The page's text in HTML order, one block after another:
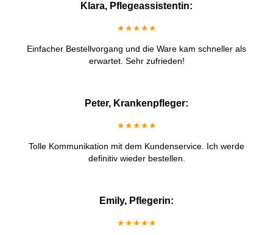
Klara, Pflegeassistentin:
★★★★★
Einfacher Bestellvorgang und die Ware kam schneller als
erwartet. Sehr zufrieden!
Peter, Krankenpfleger:
★★★★★
Tolle Kommunikation mit dem Kundenservice. Ich werde
definitiv wieder bestellen.
Emily, Pflegerin:
★★★★★